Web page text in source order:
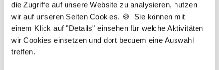
die Zugriffe auf unsere Website zu analysieren, nutzen
wir auf unseren Seiten Cookies. 🍪 Sie können mit
einem Klick auf "Details" einsehen für welche Aktivitäten
wir Cookies einsetzen und dort bequem eine Auswahl
treffen.
Jetzt zur kostenlosen Stellenanfrage
Kontakt